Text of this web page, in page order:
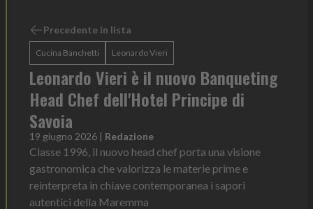
Precedente in lista
Cucina Banchetti Leonardo Vieri
Leonardo Vieri è il nuovo Banqueting
Head Chef dell'Hotel Principe di
Savoia
19 giugno 2026 | Redazione
Classe 1996, il nuovo head chef porta una visione
gastronomica che valorizza le materie prime e
reinterpreta in chiave contemporanea i sapori
autentici della Maremma